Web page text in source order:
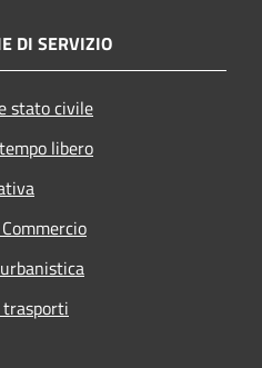
DI SERVIZIO
stato civile
libero